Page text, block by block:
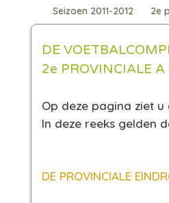
Seizoen 2011-2012 2e
DE
2e PROVINCIALE
Op deze pagina ziet
In deze reeks gelden
DE PROVINCIALE